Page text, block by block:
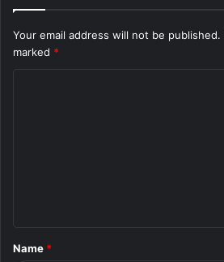
Your email address will not be published.
marked *
*
Name *